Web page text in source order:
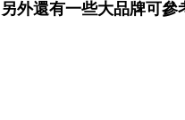
另外還有一些大品牌可參